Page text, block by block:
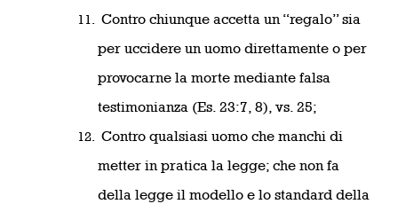
Contro chiunque accetta un “regalo” sia
per uccidere un uomo direttamente o per
provocarne la morte mediante falsa
testimonianza (Es. 23:7, 8), vs. 25;
Contro qualsiasi uomo che manchi di
metter in pratica la legge; che non fa
della legge il modello e lo standard della